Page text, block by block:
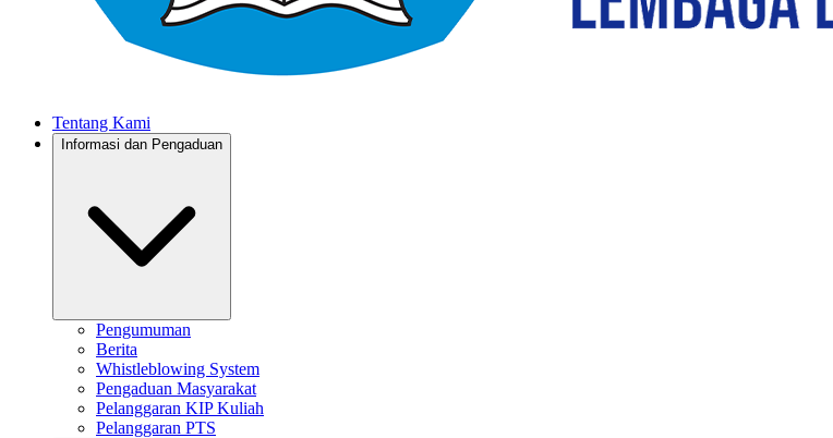
Tentang Kami
Informasi dan Pengaduan
Pengumuman
Berita
Whistleblowing System
Pengaduan Masyarakat
Pelanggaran KIP Kuliah
Pelanggaran PTS